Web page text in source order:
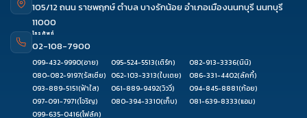
105/12 ถนน ราชพฤกษ์ ตำบล บางรักน้อย อำเภอเมืองนนทบุรี นนทบุรี
11000
โทรศัพท์
02-108-7900
099-432-9990(อาย) 095-524-5513(เติร์ก) 082-913-3336(นินิ)
080-082-9197(รัสเซีย) 062-103-3313(ใบเตย) 086-331-4402(ลัคกี้)
093-889-5151(ฟ้าใส) 061-889-9492(วิววี่) 094-845-8881(ก้อย)
097-091-7971(โจริญ) 080-394-3310(เก็บ) 081-639-8333(แอม)
099-635-0416(โฟล์ค)